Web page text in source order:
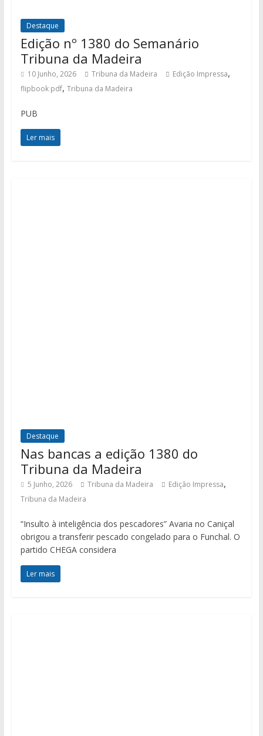
Destaque
Edição nº 1380 do Semanário
Tribuna da Madeira
10 Junho, 2026 Tribuna da Madeira Edição Impressa,
flipbook pdf, Tribuna da Madeira
PUB
Ler mais
Destaque
Nas bancas a edição 1380 do
Tribuna da Madeira
5 Junho, 2026 Tribuna da Madeira Edição Impressa,
Tribuna da Madeira
“Insulto à inteligência dos pescadores” Avaria no Caniçal
obrigou a transferir pescado congelado para o Funchal. O
partido CHEGA considera
Ler mais